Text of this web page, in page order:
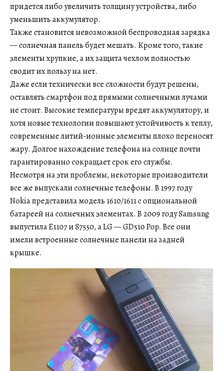
придется либо увеличить толщину устройства, либо
уменьшить аккумулятор.
Также становится невозможной беспроводная зарядка
— солнечная панель будет мешать. Кроме того, такие
элементы хрупкие, а их защита чехлом полностью
сводит их пользу на нет.
Даже если технически все сложности будут решены,
оставлять смартфон под прямыми солнечными лучами
не стоит. Высокие температуры вредят аккумулятору, и
хотя новые технологии повышают устойчивость к теплу,
современные литий-ионные элементы плохо переносят
жару. Долгое нахождение телефона на солнце почти
гарантированно сокращает срок его службы.
Несмотря на эти проблемы, некоторые производители
все же выпускали солнечные телефоны. В 1997 году
Nokia представила модель 1610/1611 с опциональной
батареей на солнечных элементах. В 2009 году Samsung
выпустила E1107 и S7550, а LG — GD510 Pop. Все они
имели встроенные солнечные панели на задней
крышке.